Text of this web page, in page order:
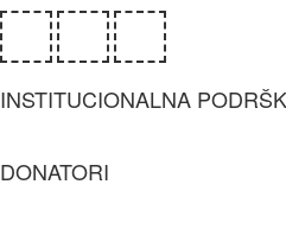
INSTITUCIONALNA
DONATORI